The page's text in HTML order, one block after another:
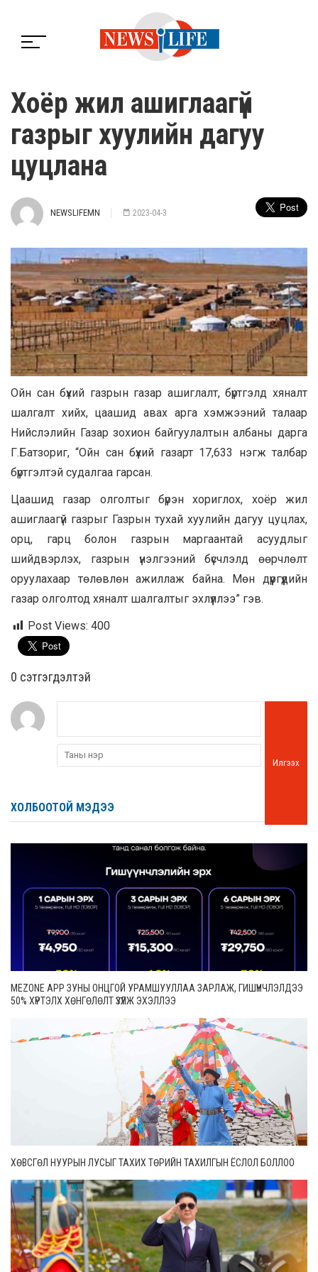
Хоёр жил ашиглаагүй
газрыг хуулийн дагуу
цуцлана
NEWSLIFEMN 2023-04-3
Ойн сан бүхий газрын газар ашиглалт, бүртгэлд хяналт
шалгалт хийх, цаашид авах арга хэмжээний талаар
Нийслэлийн Газар зохион байгуулалтын албаны дарга
Г.Батзориг, “Ойн сан бүхий газарт 17,633 нэгж талбар
бүртгэлтэй судалгаа гарсан.
Цаашид газар олголтыг бүрэн хориглох, хоёр жил
ашиглаагүй газрыг Газрын тухай хуулийн дагуу цуцлах,
орц, гарц болон газрын маргаантай асуудлыг
шийдвэрлэх, газрын үнэлгээний бүсчлэлд өөрчлөлт
оруулахаар төлөвлөн ажиллаж байна. Мөн дүүргүүдийн
газар олголтод хяналт шалгалтыг эхлүүллээ” гэв.
Post Views: 400
0 cэтгэгдэлтэй
Илгээх
ХОЛБООТОЙ МЭДЭЭ
MEZONE APP ЗУНЫ ОНЦГОЙ УРАМШУУЛЛАА ЗАРЛАЖ, ГИШҮҮНЧЛЭЛДЭЭ
50% ХҮРТЭЛХ ХӨНГӨЛӨЛТ ҮЗҮҮЛЖ ЭХЭЛЛЭЭ
ХӨВСГӨЛ НУУРЫН ЛУСЫГ ТАХИХ ТӨРИЙН ТАХИЛГЫН ЁСЛОЛ БОЛЛОО